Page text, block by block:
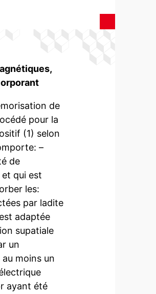
de
pour la
(1) selon
–
de
qui est
les:
par ladite
adaptée
supatiale
un
moins un
ayant été